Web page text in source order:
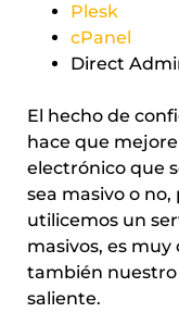
Plesk
cPanel
Direct
El hecho de
hace que
electrónico que
sea masivo o
utilicemos un
masivos, es
también
saliente.